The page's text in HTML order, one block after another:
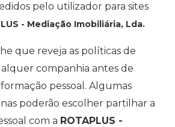
pelo utilizador para sites
- Mediação Imobiliária, Lda.
que reveja as políticas de
companhia antes de
pessoal. Algumas
poderão escolher partilhar a
com a ROTAPLUS -